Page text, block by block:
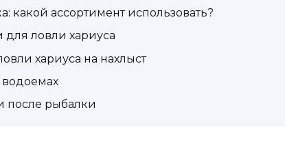
какой ассортимент использовать?
для ловли хариуса
хариуса на нахлыст
после рыбалки